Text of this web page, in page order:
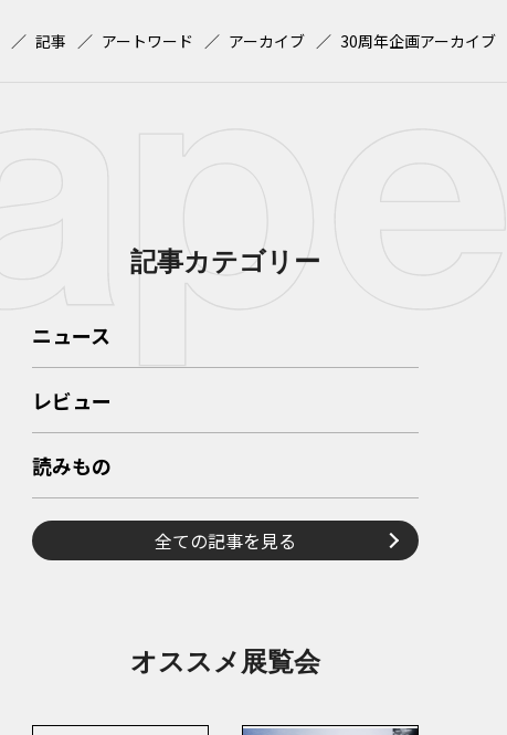
記事 アートワード アーカイブ 30周年企画アーカイブ
記事カテゴリー
ニュース
レビュー
読みもの
全ての記事を見る
オススメ展覧会